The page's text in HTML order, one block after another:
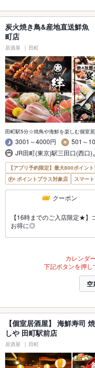
炭火焼き鳥&産地直送鮮
町店
居酒屋 田町
田町駅5分☆焼鳥や海鮮を楽しむ個室
3001～4000円
501～
JR田町(東京)駅三田口(西口)
【アプリ予約限定】最大800ポイン
ポイントプラス対象店
スマー
クーポン
【16時までのご入店限定★
お得に◎
カレンダ
下記ボタンを押し
空
【個室居酒屋】 海鮮寿司
しや 田町駅前店
居酒屋 田町